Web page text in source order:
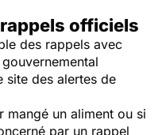
officiels
des rappels avec
site des alertes de
mangé un aliment ou si
par un rappel